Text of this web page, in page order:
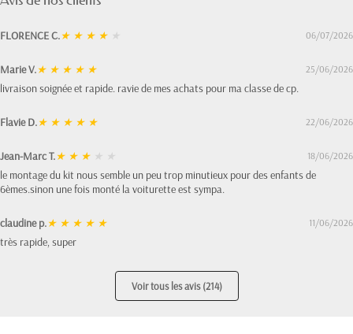
FLORENCE C.★ ★ ★ ★ ★ 06/07/2026
Marie V.★ ★ ★ ★ ★ 25/06/2026
livraison soignée et rapide. ravie de mes achats pour ma classe de cp.
Flavie D.★ ★ ★ ★ ★ 22/06/2026
Jean-Marc T.★ ★ ★ ★ ★ 18/06/2026
le montage du kit nous semble un peu trop minutieux pour des enfants de
6èmes.sinon une fois monté la voiturette est sympa.
claudine p.★ ★ ★ ★ ★ 11/06/2026
très rapide, super
Voir tous les avis (214)